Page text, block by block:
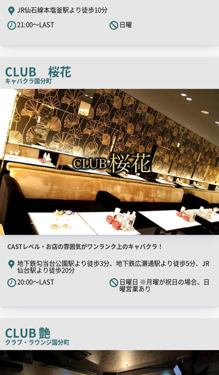
PR
キ
ャ
ピ
ー
JR仙石線本塩釜駅より徒歩10分
21:00～LAST
日曜
CLUB 桜花
キャバクラ国分町
店
舗
PR
キ
ッ
コ
ピ
ー
CASTレベル・お店の雰囲気がワンランク上のキャバクラ！
地下鉄勾当台公園駅より徒歩3分、地下鉄広瀬通駅より徒歩5分、JR
仙台駅より徒歩20分
20:00～LAST
日曜日 ※月曜が祝日の場合、日
曜営業あり
CLUB 艶
クラブ・ラウンジ国分町
店
舗